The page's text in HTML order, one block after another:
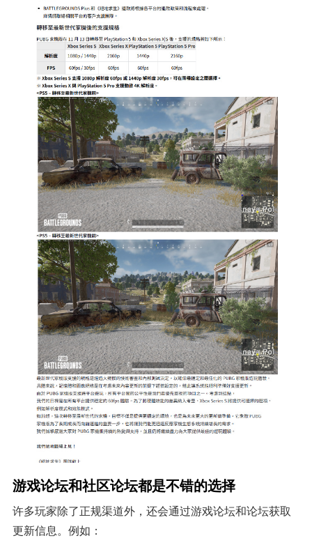
游戏论坛和社区论坛都是不错的选择
许多玩家除了正规渠道外，还会通过游戏论坛和论坛获取
更新信息。例如：